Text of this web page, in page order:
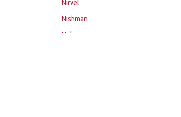
Nirvel
Nishman
Noberu